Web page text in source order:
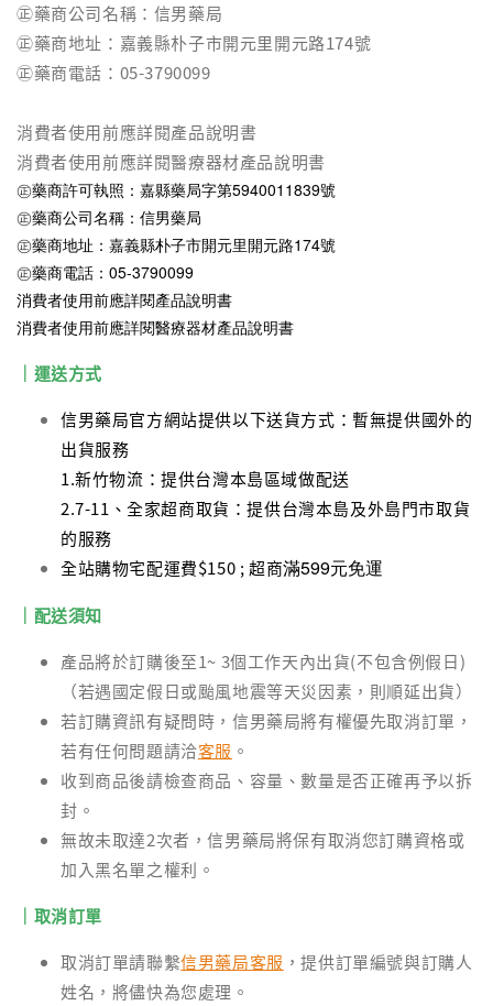
㊣藥商公司名稱：信男藥局
㊣藥商地址：嘉義縣朴子市開元里開元路174號
㊣藥商電話：05-3790099
消費者使用前應詳閱產品說明書
消費者使用前應詳閱醫療器材產品說明書
㊣藥商許可執照：嘉縣藥局字第5940011839號
㊣藥商公司名稱：信男藥局
㊣藥商地址：嘉義縣朴子市開元里開元路174號
㊣藥商電話：05-3790099
消費者使用前應詳閱產品說明書
消費者使用前應詳閱醫療器材產品說明書
｜運送方式
信男藥局官方網站提供以下送貨方式：暫無提供國外的
出貨服務
1.新竹物流：提供台灣本島區域做配送
2.7-11、全家超商取貨：提供台灣本島及外島門市取貨
的服務
全站購物宅配運費$150 ; 超商滿599元免運
｜配送須知
產品將於訂購後至1~ 3個工作天內出貨(不包含例假日)
（若遇國定假日或颱風地震等天災因素，則順延出貨）
若訂購資訊有疑問時，信男藥局將有權優先取消訂單，
若有任何問題請洽客服 。
收到商品後請檢查商品、容量、數量是否正確再予以拆
封。
無故未取達2次者，信男藥局將保有取消您訂購資格或
加入黑名單之權利。
｜取消訂單
取消訂單請聯繫信男藥局客服 ，提供訂單編號與訂購人
姓名，將儘快為您處理。